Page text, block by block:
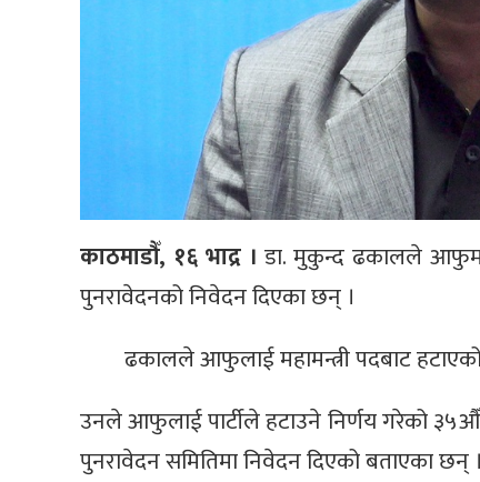
काठमाडौँ, १६ भाद्र । डा. मुकुन्द ढकालले आफुमाथि
पुनरावेदनको निवेदन दिएका छन् ।
ढकालले आफुलाई महामन्त्री पदबाट
उनले आफुलाई पार्टीले हटाउने निर्णय गरेको ३५औँ
पुनरावेदन समितिमा निवेदन दिएको बताएका छन् ।